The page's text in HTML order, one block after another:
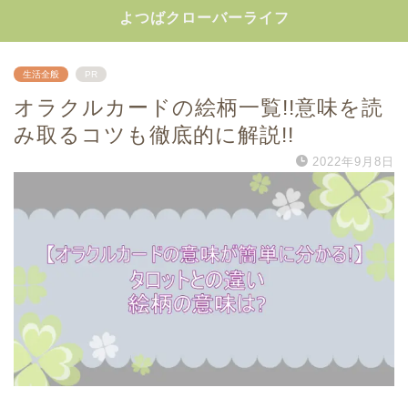
よつばクローバーライフ
生活全般 PR
オラクルカードの絵柄一覧!!意味を読
み取るコツも徹底的に解説!!
2022年9月8日